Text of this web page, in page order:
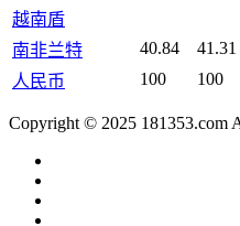
越南盾
南非兰特
40.84 41.31
人民币
100 100
Copyright © 2025 181353.com